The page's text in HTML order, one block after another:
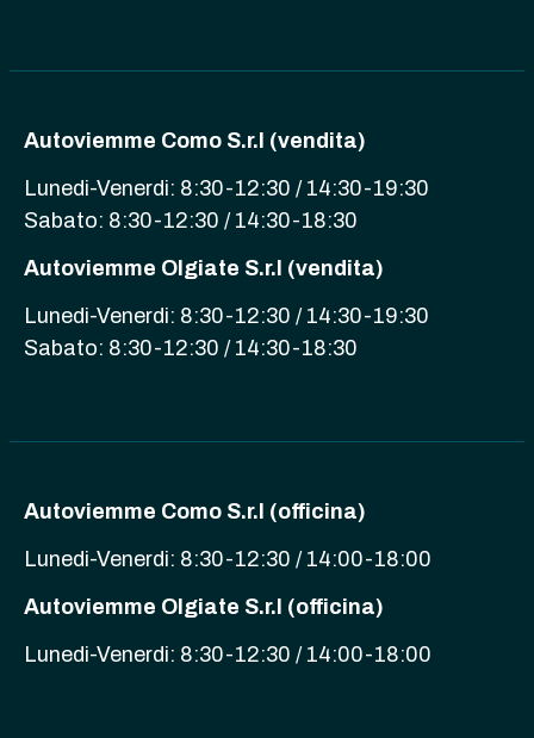
Autoviemme Como S.r.l (vendita)
Lunedi-Venerdi: 8:30-12:30 / 14:30-19:30
Sabato: 8:30-12:30 / 14:30-18:30
Autoviemme Olgiate S.r.l (vendita)
Lunedi-Venerdi: 8:30-12:30 / 14:30-19:30
Sabato: 8:30-12:30 / 14:30-18:30
Autoviemme Como S.r.l (officina)
Lunedi-Venerdi: 8:30-12:30 / 14:00-18:00
Autoviemme Olgiate S.r.l (officina)
Lunedi-Venerdi: 8:30-12:30 / 14:00-18:00